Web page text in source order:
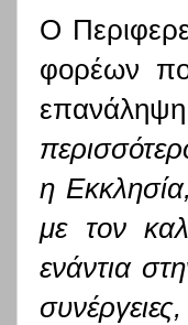
Ο
φορέων
η
με τον
ενάντια